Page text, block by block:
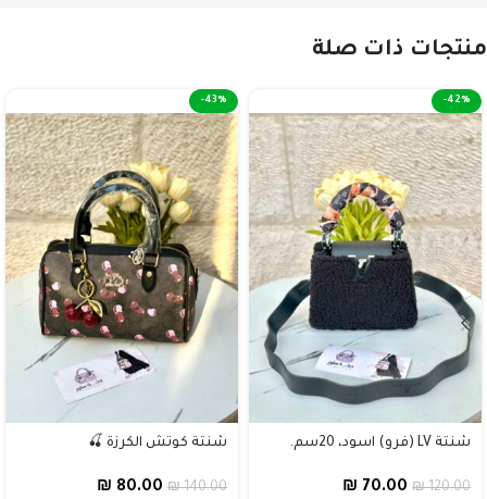
منتجات ذات صلة
-42%
شنتة LV (فرو) اسود، 20سم.
₪120.00
₪ 70.00
-43%
شنتة كوتش الكرزة 🍒
₪140.00
₪ 80.00